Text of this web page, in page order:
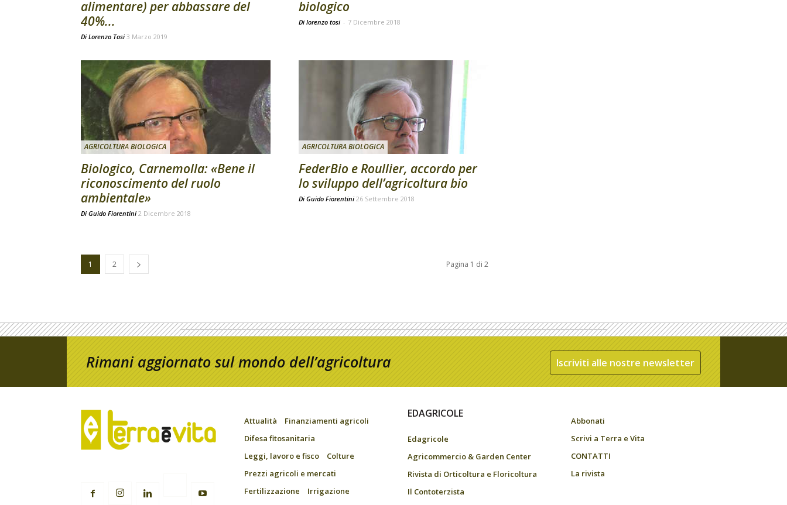
alimentare) per abbassare del
40%...
Di Lorenzo Tosi 3 Marzo 2019
biologico
Di lorenzo tosi - 7 Dicembre 2018
AGRICOLTURA BIOLOGICA
Biologico, Carnemolla: «Bene il
riconoscimento del ruolo
ambientale»
Di Guido Fiorentini 2 Dicembre 2018
AGRICOLTURA BIOLOGICA
FederBio e Roullier, accordo per
lo sviluppo dell’agricoltura bio
Di Guido Fiorentini 26 Settembre 2018
1 2 Pagina 1 di 2
Rimani aggiornato sul mondo dell’agricoltura Iscriviti alle nostre newsletter
Attualità
Finanziamenti agricoli
Difesa fitosanitaria
Leggi, lavoro e fisco
Colture
Prezzi agricoli e mercati
Fertilizzazione
Irrigazione
EDAGRICOLE
Edagricole
Agricommercio & Garden Center
Rivista di Orticoltura e Floricoltura
Il Contoterzista
Abbonati
Scrivi a Terra e Vita
CONTATTI
La rivista